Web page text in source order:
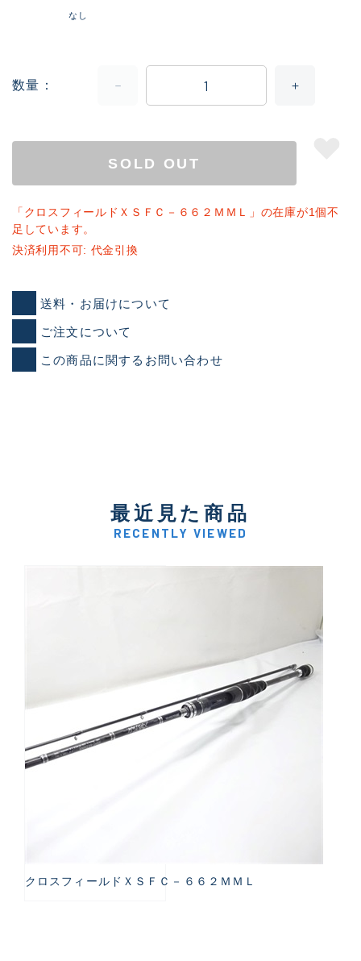
なし
数量
SOLD OUT
「クロスフィールドＸＳＦＣ－６６２ＭＭＬ」の在庫が1個不
足しています。
決済利用不可: 代金引換
送料・お届けについて
ご注文について
この商品に関するお問い合わせ
最近見た商品
RECENTLY VIEWED
クロスフィールドＸＳＦＣ－６６２ＭＭＬ